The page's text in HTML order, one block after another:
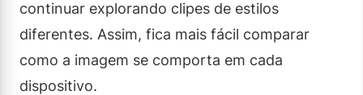
continuar explorando clipes de estilos
diferentes. Assim, fica mais fácil comparar
como a imagem se comporta em cada
dispositivo.